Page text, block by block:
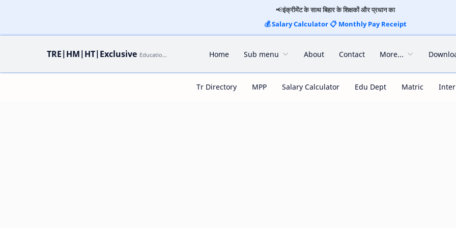
📢इंक्रीमेंट के साथ बिहार के शिक्षकों और प्रधान का
💰Salary Calculator📋Monthly Pay Receipt
TRE|HM|HT|Exclusive Home Sub menu About Contact More...